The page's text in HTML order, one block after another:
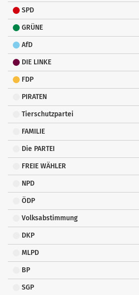
SPD
GRÜNE
AfD
DIE LINKE
FDP
PIRATEN
Tierschutzpartei
FAMILIE
Die PARTEI
FREIE WÄHLER
NPD
ÖDP
Volksabstimmung
DKP
MLPD
BP
SGP